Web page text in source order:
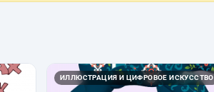
ИЛЛЮСТРАЦИЯ И ЦИФРОВОЕ ИСКУССТВО